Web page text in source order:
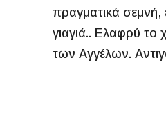
πραγματικά
γιαγιά.. Ελαφρύ το
των Αγγέλων.